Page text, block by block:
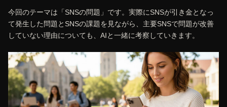
今回のテーマは「SNSの問題」です。実際にSNSが引き金となっ
て発生した問題とSNSの課題を見ながら、主要SNSで問題が改善
していない理由についても、AIと一緒に考察していきます。